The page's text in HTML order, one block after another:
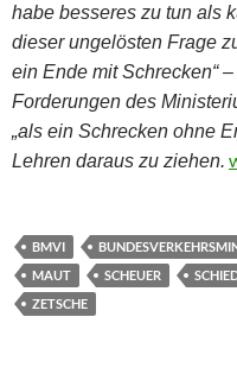
habe besseres zu tun als
dieserungelösten Frage
ein Ende mit Schrecken“
Forderungen des
„als ein Schrecken ohne
Lehren daraus zu ziehen.
BMVI
MAUT
SCHEUER
ZETSCHE